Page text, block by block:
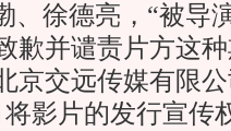
、徐德亮，“被导
歉并谴责片方这
京交远传媒有限
影片的发行宣传